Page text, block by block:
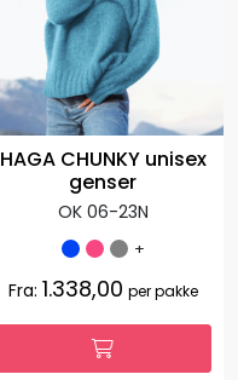
HAGA CHUNKY unisex
genser
OK 06-23N
+
Fra: 1.338,00 per pakke